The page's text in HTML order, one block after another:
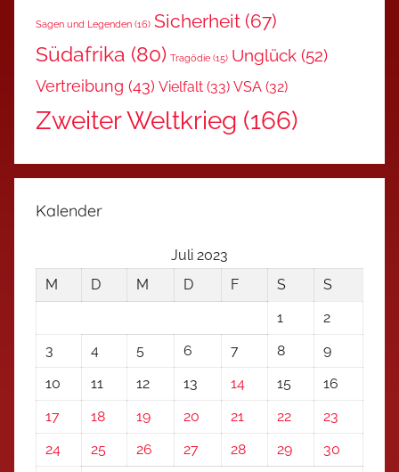
Sagen und Legenden (16) Sicherheit (67)
Südafrika (80) Tragödie (15) Unglück (52)
Vertreibung (43) Vielfalt (33) VSA (32)
Zweiter Weltkrieg (166)
Kalender
Juli 2023
M
D M D F S
S
1
2
3
4 5 6 7 8
9
10
11 12 13 14 15
16
17
18 19 20 21 22
23
24
25 26 27 28 29
30